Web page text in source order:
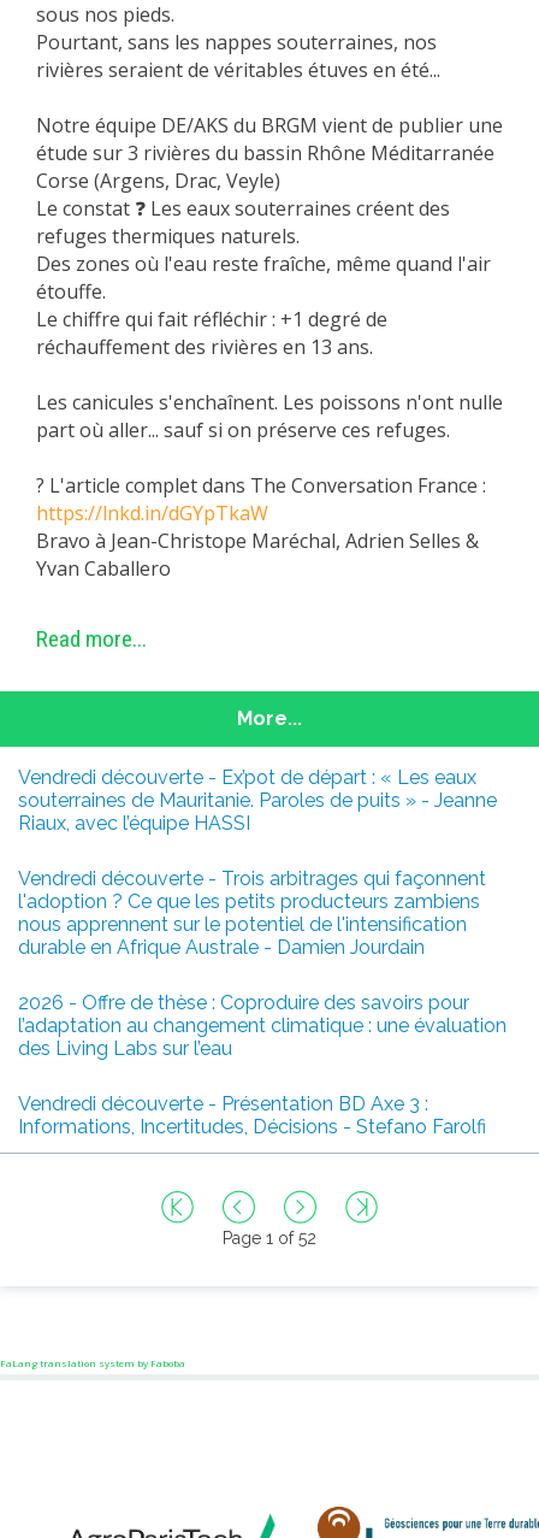
sous nos pieds.
Pourtant, sans les nappes souterraines, nos
rivières seraient de véritables étuves en été...
Notre équipe DE/AKS du BRGM vient de publier une
étude sur 3 rivières du bassin Rhône Méditarranée
Corse (Argens, Drac, Veyle)
Le constat ❓ Les eaux souterraines créent des
refuges thermiques naturels.
Des zones où l'eau reste fraîche, même quand l'air
étouffe.
Le chiffre qui fait réfléchir : +1 degré de
réchauffement des rivières en 13 ans.
Les canicules s'enchaînent. Les poissons n'ont nulle
part où aller... sauf si on préserve ces refuges.
? L'article complet dans The Conversation France :
https://lnkd.in/dGYpTkaW
Bravo à Jean-Christope Maréchal, Adrien Selles &
Yvan Caballero
Read more...
More...
Vendredi découverte - Ex’pot de départ : « Les eaux
souterraines de Mauritanie. Paroles de puits » - Jeanne
Riaux, avec l’équipe HASSI
Vendredi découverte - Trois arbitrages qui façonnent
l'adoption ? Ce que les petits producteurs zambiens
nous apprennent sur le potentiel de l'intensification
durable en Afrique Australe - Damien Jourdain
2026 - Offre de thèse : Coproduire des savoirs pour
l’adaptation au changement climatique : une évaluation
des Living Labs sur l’eau
Vendredi découverte - Présentation BD Axe 3 :
Informations, Incertitudes, Décisions - Stefano Farolfi
Page 1 of 52
FaLang translation system by Faboba